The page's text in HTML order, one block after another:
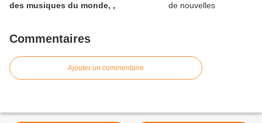
des musiques du monde, ,
Commentaires
Ajouter un commentaire